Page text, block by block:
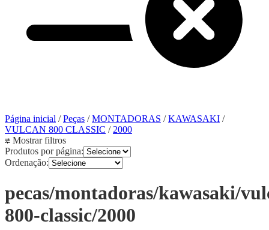
Página inicial /Peças /MONTADORAS /KAWASAKI /
VULCAN 800 CLASSIC /2000
Mostrar filtros
Produtos por página:
Ordenação:
pecas/montadoras/kawasaki/
800-classic/2000